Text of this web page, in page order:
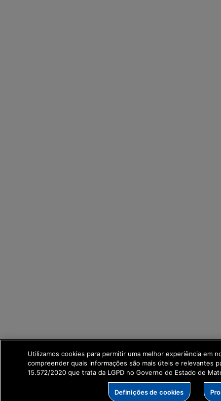
Utilizamos cookies para permitir uma melhor experiência em
compreender quais informações são mais úteis e relevantes
15.572/2020 que trata da LGPD no Governo do Estado de
Definições de cookies